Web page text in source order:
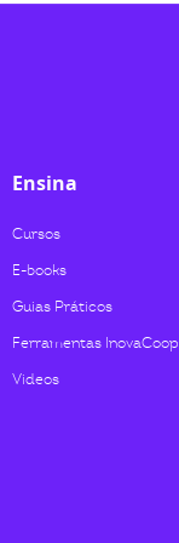
Ensina
Cursos
E-books
Guias Práticos
Ferramentas InovaCoop
Videos